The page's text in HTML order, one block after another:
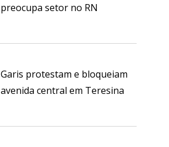
preocupa setor no RN
Garis protestam e bloqueiam
avenida central em Teresina